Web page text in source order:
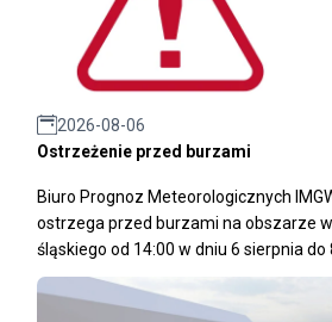
2026-08-06
Ostrzeżenie przed burzami
Biuro Prognoz Meteorologicznych
ostrzega przed burzami na obszarze
śląskiego od 14:00 w dniu 6 sierpnia do